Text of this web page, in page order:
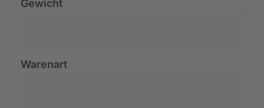
Gewicht
Warenart